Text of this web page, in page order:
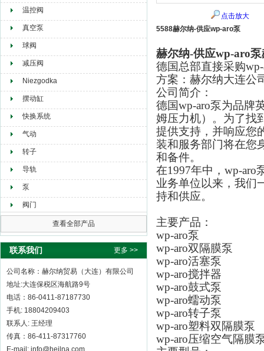
温控阀
真空泵
球阀
减压阀
Niezgodka
摆动缸
快换系统
气动
转子
导轨
泵
阀门
查看全部产品
联系我们 更多 >>
公司名称：赫尔纳贸易（大连）有限公司
地址:大连保税区海航路9号
电话：86-0411-87187730
手机: 18804209403
联系人: 王经理
传真：86-411-87317760
E-mail: info@heilna.com
点击放大
5588赫尔纳-供应wp-aro泵
赫尔纳-供应wp-aro泵
德国总部直接采购
方案：赫尔纳大连公
公司简介：
德国wp-aro泵为品牌
姆压力机）。为了找
提供支持，并响应您
装和服务部门将在您
和备件。
在1997年中，wp-aro
业务单位以来，我们
持和供应。
主要产品：
wp-aro泵
wp-aro双隔膜泵
wp-aro活塞泵
wp-aro搅拌器
wp-aro鼓式泵
wp-aro蠕动泵
wp-aro转子泵
wp-aro塑料双隔膜泵
wp-aro压缩空气隔膜